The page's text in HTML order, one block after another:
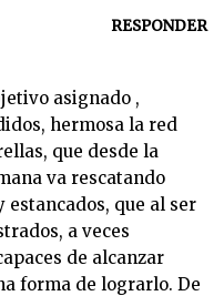
RESPONDER
asignado ,
hermosa la red
que desde la
va rescatando
que al ser
a veces
de alcanzar
forma de lograrlo. De